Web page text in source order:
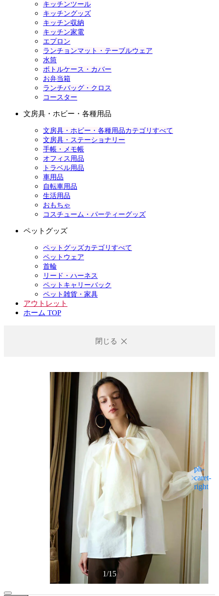
キッチンツール
キッチングッズ
キッチン収納
キッチン家電
エプロン
ランチョンマット・テーブルウェア
水筒
ボトルケース・カバー
お弁当箱
ランチバッグ・クロス
コースター
文房具・ホビー・各種用品
文房具・ホビー・各種用品カテゴリすべて
文房具・ステーショナリー
手帳・メモ帳
オフィス用品
トラベル用品
車用品
自転車用品
生活用品
おもちゃ
コスチューム・パーティーグッズ
ペットグッズ
ペットグッズカテゴリすべて
ペットウェア
首輪
リード・ハーネス
ペットキャリーバック
ペット雑貨・家具
アウトレット
ホーム TOP
閉じる
1/15